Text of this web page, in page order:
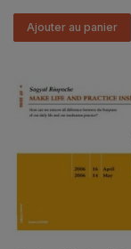
Ajouter au panier